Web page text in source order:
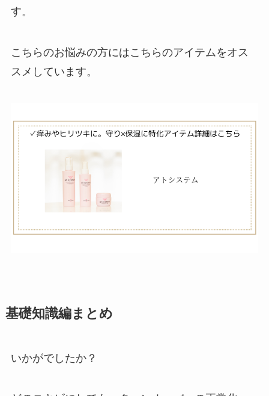
す。
こちらのお悩みの方にはこちらのアイテムをオス
スメしています。
基礎知識編まとめ
いかがでしたか？